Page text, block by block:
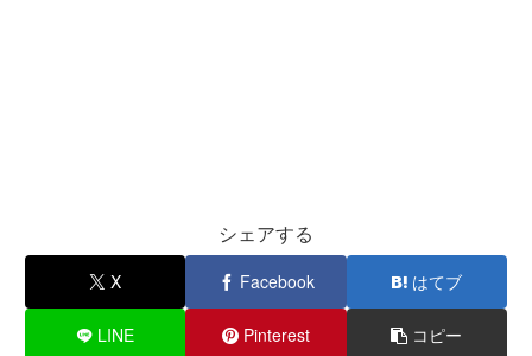
シェアする
X Facebook はてブ
LINE Pinterest コピー